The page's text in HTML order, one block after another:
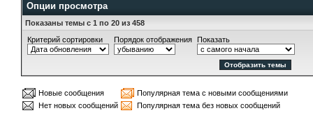
Опции просмотра
Показаны темы с 1 по 20 из 458
Критерий сортировки
Порядок отображения Показать
Новые сообщения
Популярная тема с новыми сообщениями
Нет новых сообщений
Популярная тема без новых сообщений